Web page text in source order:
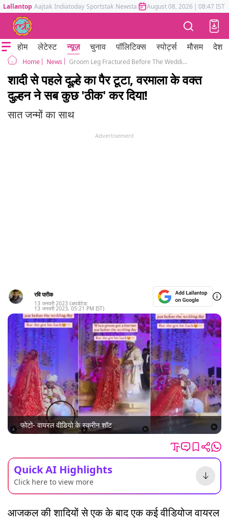
Lallantop Aajtak Indiatoday Sportstak Newstak Mumbai Tak Astrotak
August 08, 2026 | 08:47 IST
होम लेटेस्ट न्यूज़ चुनाव पॉलिटिक्स स्पोर्ट्स मौसम देश
Home News Groom Leg Fractured Before The Wedding Day bride did this viral
शादी से पहले दूल्हे का पैर टूटा, वरमाला के वक्त
दुल्हन ने सब कुछ 'ठीक' कर दिया!
सात जन्मों का साथ
Advertisement
रवि पारीक
13 जनवरी 2023 (अपडेटेड:
13 जनवरी 2023, 05:21 PM IST)
फोटो- वायरल वीडियो के स्क्रीन शॉट
Quick AI Highlights
Click here to view more
आजकल की शादियों से एक के बाद एक कई वीडियोज वायरल